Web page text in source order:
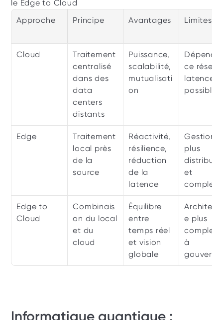
le Edge to Cloud
Approche
Principe Avantages Limites
Cloud
Traitement
centralisé
dans des
data
centers
distants
Puissance,
scalabilité,
mutualisati
on
ce
latence
possible
Edge
Traitement
local près
de la
source
Réactivité,
résilience,
réduction
de la
latence
Gestion
plus
distribuée
et
complexe
Edge to
Cloud
Combinais
on du local
et du
cloud
Équilibre
entre
temps réel
et vision
globale
e plus
complexe
à
Informatique quantique :